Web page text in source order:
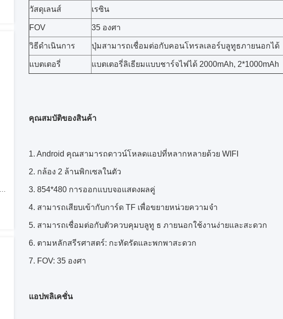
วัสดุเลนส์ เรซิน
FOV 35 องศา
วิธีดำเนินการ ปุ่มสามารถเชื่อมต่อกับคอนโทรลเลอร์บลูทูธภายนอกได้
แบตเตอรี่ แบตเตอรี่ลิเธียมแบบชาร์จไฟได้ 2000mAh, 2*1000mAh
คุณสมบัติของสินค้า
1. Android คุณสามารถดาวน์โหลดแอปที่หลากหลายด้วย WIFI
2. กล้อง 2 ล้านพิกเซลในตัว
3. 854*480 การออกแบบจอแสดงผลคู่
4. สามารถเสียบเข้ากับการ์ด TF เพื่อขยายหน่วยความจำ
5. สามารถเชื่อมต่อกับตัวควบคุมบลูทู ธ ภายนอกใช้งานง่ายและสะดวก
6. ตามหลักสรีรศาสตร์: กะทัดรัดและพกพาสะดวก
7. FOV: 35 องศา
แอปพลิเคชั่น